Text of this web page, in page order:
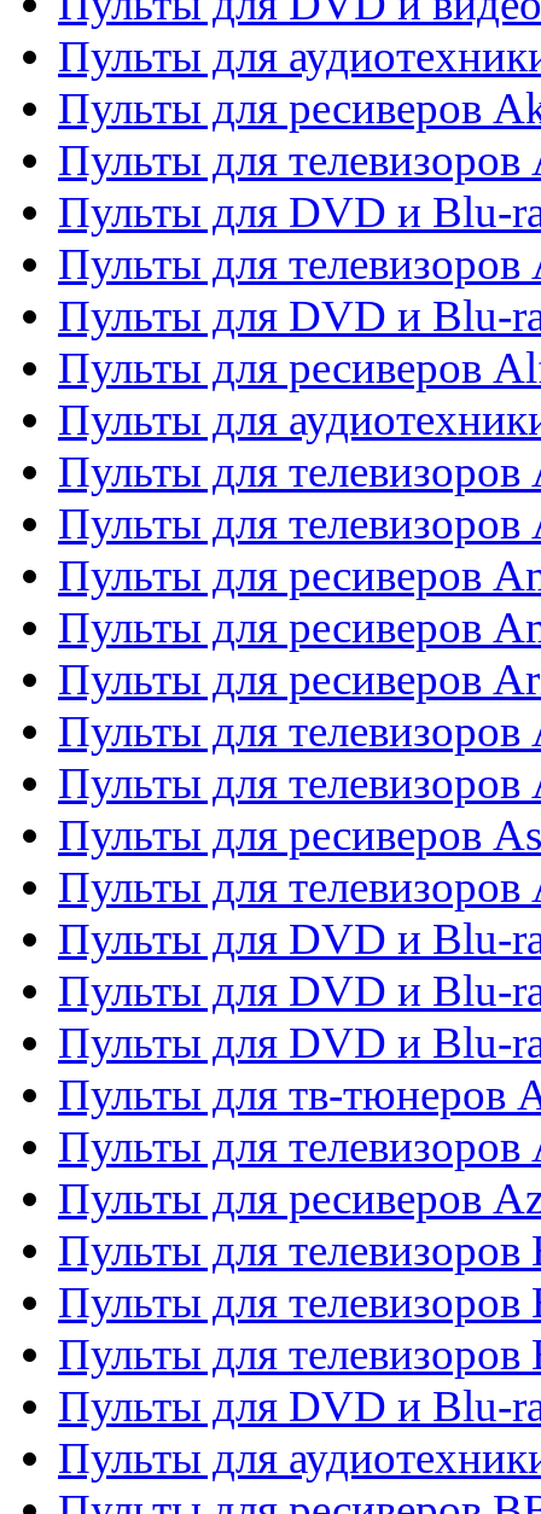
Пульты для
Пульты для ресиверов
Пульты для телевизоров
Пульты для DVD и Blu-
Пульты для
Пульты для DVD и Blu-
Пульты для ресиверов
Пульты для
Пульты для
Пульты для
Пульты для ресиверов
Пульты для ресиверов
Пульты для ресиверов
Пульты для
Пульты для телевизоров
Пульты для ресиверов
Пульты для телевизоров
Пульты для DVD и Blu-
Пульты для DVD и Blu-
Пульты для DVD и Blu-
Пульты для тв-тюнеров
Пульты для телевизоров
Пульты для ресиверов
Пульты для
Пульты для
Пульты для
Пульты для DVD и Blu-
Пульты для